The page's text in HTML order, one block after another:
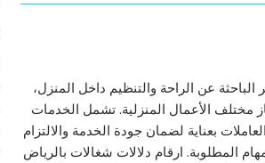
عن الراحة والتنظيم داخل المنزل،
مختلف الأعمال المنزلية. تشمل الخدمات
بعناية لضمان جودة الخدمة والالتزام
المطلوبة. ارقام دلالات شغالات بالرياض